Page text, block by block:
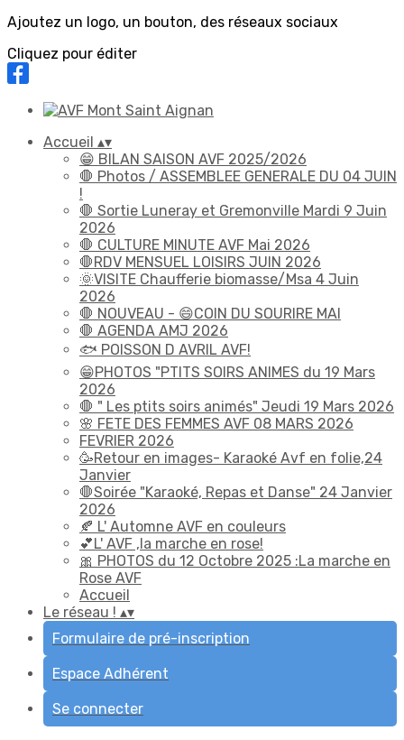
Ajoutez un logo, un bouton, des réseaux sociaux
Cliquez pour éditer
Accueil ▴▾
😁 BILAN SAISON AVF 2025/2026
🛑 Photos / ASSEMBLEE GENERALE DU 04 JUIN
!
🛑 Sortie Luneray et Gremonville Mardi 9 Juin
2026
🛑 CULTURE MINUTE AVF Mai 2026
🛑RDV MENSUEL LOISIRS JUIN 2026
🌞VISITE Chaufferie biomasse/Msa 4 Juin
2026
🛑 NOUVEAU - 😄COIN DU SOURIRE MAI
🛑 AGENDA AMJ 2026
🐟 POISSON D AVRIL AVF!
😁PHOTOS "PTITS SOIRS ANIMES du 19 Mars
2026
🛑 " Les ptits soirs animés" Jeudi 19 Mars 2026
🌸 FETE DES FEMMES AVF 08 MARS 2026
FEVRIER 2026
🥳Retour en images- Karaoké Avf en folie,24
Janvier
🛑Soirée "Karaoké, Repas et Danse" 24 Janvier
2026
🍂 L' Automne AVF en couleurs
💕L' AVF ,la marche en rose!
🎀 PHOTOS du 12 Octobre 2025 :La marche en
Rose AVF
Accueil
Le réseau ! ▴▾
Formulaire de pré-inscription
Espace Adhérent
Se connecter